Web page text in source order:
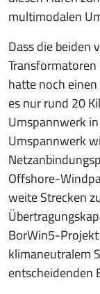
multimodalen
Dass die beiden
hatte noch
es nur rund 20
Umspannwerk
Umspannwerk
Offshore-
weite Strecken
BorWin5-
klimaneutralem
entscheidenden